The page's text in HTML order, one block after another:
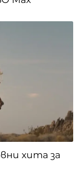
хита за